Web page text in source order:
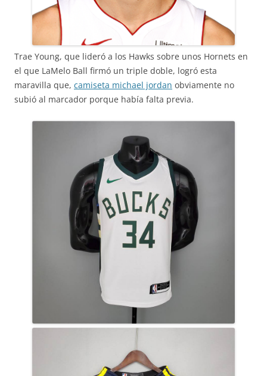
Trae Young, que lideró a los Hawks sobre unos Hornets en
el que LaMelo Ball firmó un triple doble, logró esta
maravilla que, camiseta michael jordan obviamente no
subió al marcador porque había falta previa.